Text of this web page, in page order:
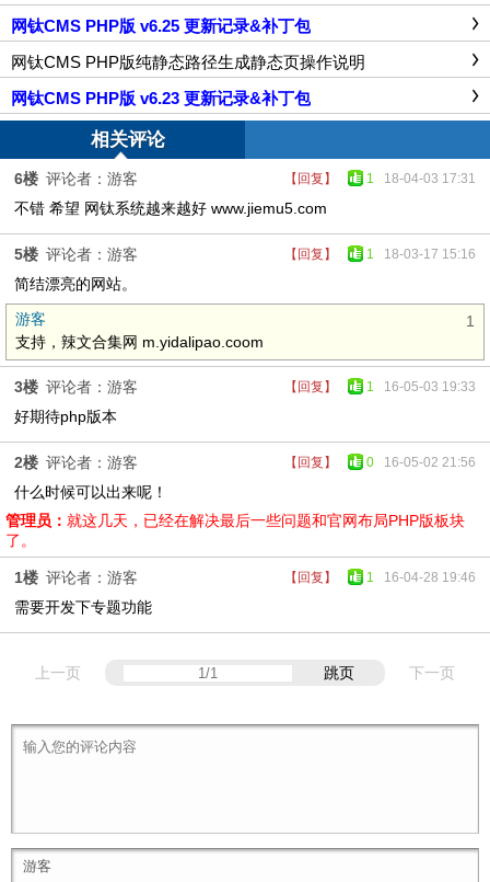
网钛CMS PHP版 v6.25 更新记录&补丁包
网钛CMS PHP版纯静态路径生成静态页操作说明
网钛CMS PHP版 v6.23 更新记录&补丁包
相关评论
【回复】 1 18-04-03 17:31
6楼 评论者：游客
不错 希望 网钛系统越来越好 www.jiemu5.com
【回复】 1 18-03-17 15:16
5楼 评论者：游客
简结漂亮的网站。
游客
1
支持，辣文合集网 m.yidalipao.coom
【回复】 1 16-05-03 19:33
3楼 评论者：游客
好期待php版本
【回复】 0 16-05-02 21:56
2楼 评论者：游客
什么时候可以出来呢！
管理员： 就这几天，已经在解决最后一些问题和官网布局PHP版板块
了。
【回复】 1 16-04-28 19:46
1楼 评论者：游客
需要开发下专题功能
上一页 跳页 下一页